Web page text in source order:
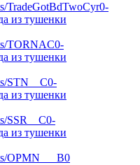
TradeGotBdTwoCyr0-
из тушенки
TORNAC0-
из тушенки
STN__C0-
из тушенки
SSR__C0-
из тушенки
OPMN___B0